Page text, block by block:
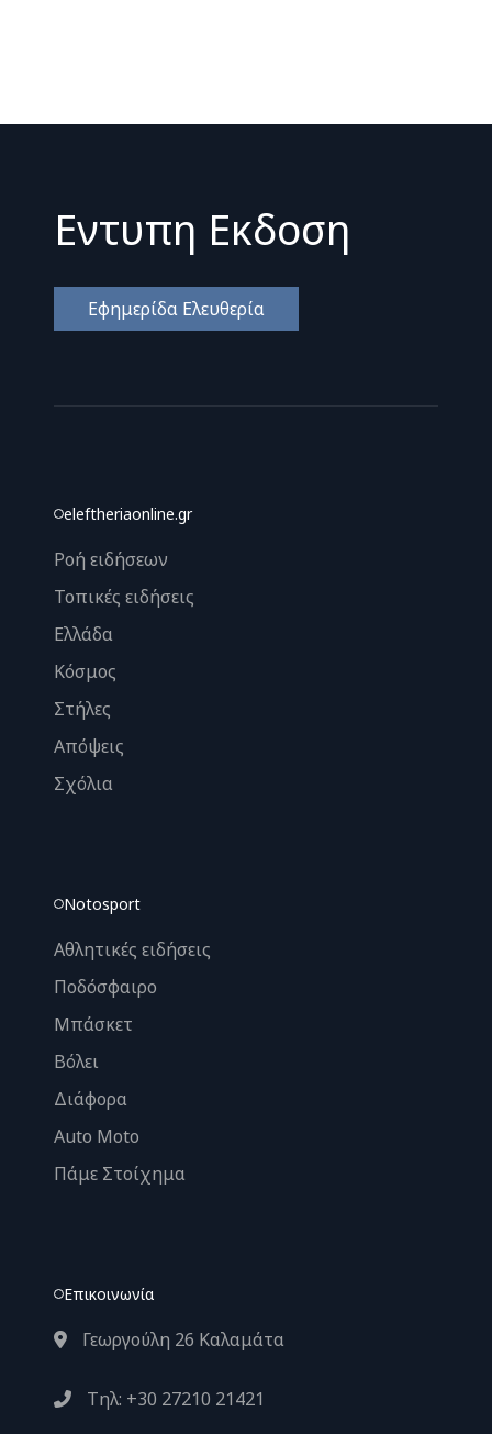
Εντυπη Εκδοση
Εφημερίδα Ελευθερία
eleftheriaonline.gr
Ροή ειδήσεων
Τοπικές ειδήσεις
Ελλάδα
Κόσμος
Στήλες
Απόψεις
Σχόλια
Notosport
Αθλητικές ειδήσεις
Ποδόσφαιρο
Μπάσκετ
Βόλει
Διάφορα
Auto Moto
Πάμε Στοίχημα
Επικοινωνία
Γεωργούλη 26 Καλαμάτα
Τηλ: +30 27210 21421